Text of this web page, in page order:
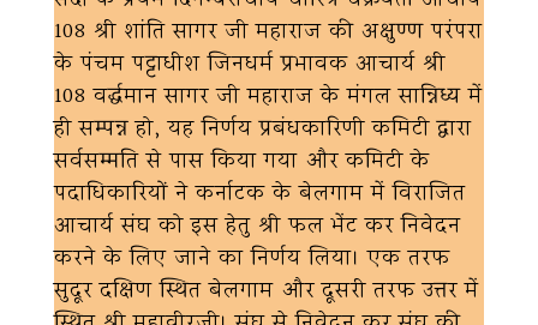
108 श्री शांति सागर जी महाराज की अक्षुण्ण परंपरा
के पंचम पट्टाधीश जिनधर्म प्रभावक आचार्य श्री
108 वर्द्धमान सागर जी महाराज के मंगल सान्निध्य में
ही सम्पन्न हो, यह निर्णय प्रबंधकारिणी कमिटी द्वारा
सर्वसम्मति से पास किया गया और कमिटी के
पदाधिकारियों ने कर्नाटक के बेलगाम में विराजित
आचार्य संघ को इस हेतु श्री फल भेंट कर निवेदन
करने के लिए जाने का निर्णय लिया। एक तरफ
सुदूर दक्षिण स्थित बेलगाम और दूसरी तरफ उत्तर में